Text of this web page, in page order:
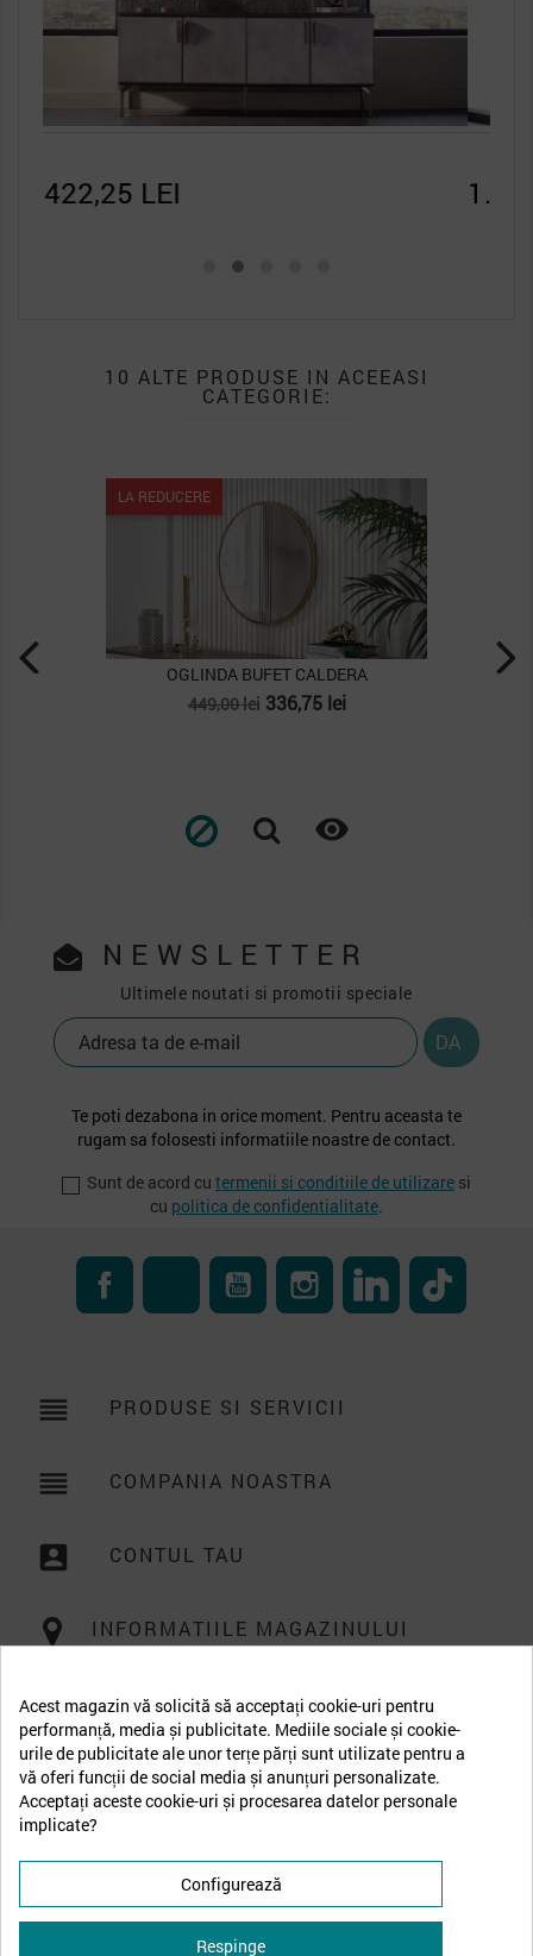
1.451,25 LEI
10 ALTE PRODUSE IN ACEEASI
CATEGORIE:
LA REDUCERE
OGLINDA BUFET VICTOR
Pret
2.308,00 lei
NEWSLETTER
Ultimele noutati si promotii speciale
Te poti dezabona in orice moment. Pentru aceasta te
rugam sa folosesti informatiile noastre de contact.
Sunt de acord cu termenii si conditiile de utilizare si
cu politica de confidentialitate.
FacebookRSS YouTube InstagramLinkedIn
reorder PRODUSE SI SERVICII
reorder COMPANIA NOASTRA
account_box CONTUL TAU
INFORMATIILE MAGAZINULUI
Acest magazin vă solicită să acceptați cookie-uri pentru
performanță, media și publicitate. Mediile sociale și cookie-
urile de publicitate ale unor terțe părți sunt utilizate pentru a
vă oferi funcții de social media și anunțuri personalizate.
Acceptați aceste cookie-uri și procesarea datelor personale
implicate?
Configurează
Respinge